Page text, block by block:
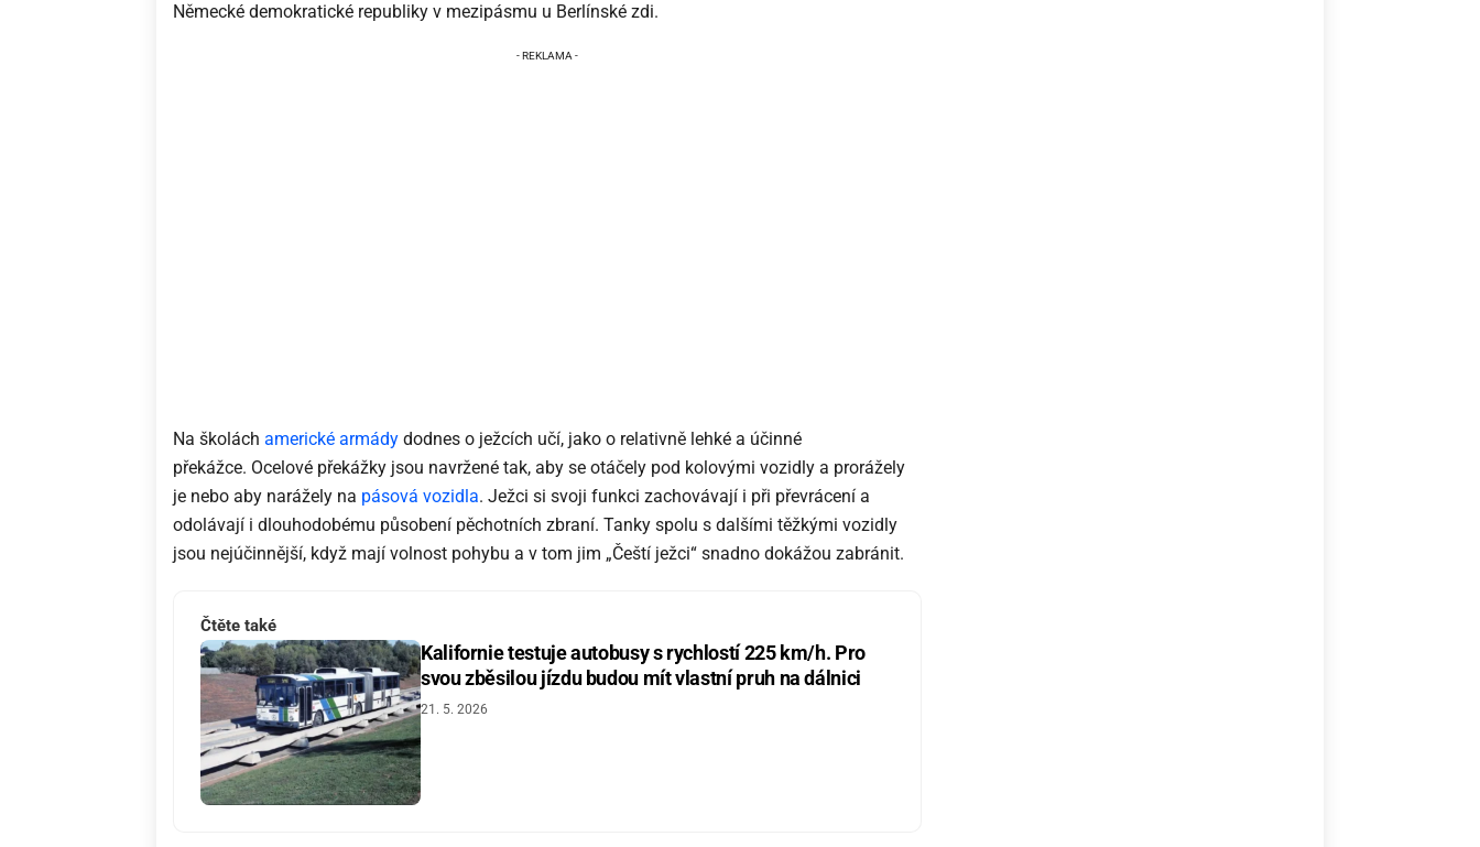
Německé demokratické republiky v mezipásmu u Berlínské zdi.
Na školách americké armády dodnes o ježcích učí, jako o relativně lehké a účinné
překážce. Ocelové překážky jsou navržené tak, aby se otáčely pod kolovými vozidly a prorážely
je nebo aby narážely na pásová vozidla. Ježci si svoji funkci zachovávají i při převrácení a
odolávají i dlouhodobému působení pěchotních zbraní. Tanky spolu s dalšími těžkými vozidly
jsou nejúčinnější, když mají volnost pohybu a v tom jim „Čeští ježci“ snadno dokážou zabránit.
Čtěte také
Kalifornie testuje autobusy s rychlostí 225 km/h. Pro
svou zběsilou jízdu budou mít vlastní pruh na dálnici
21. 5. 2026